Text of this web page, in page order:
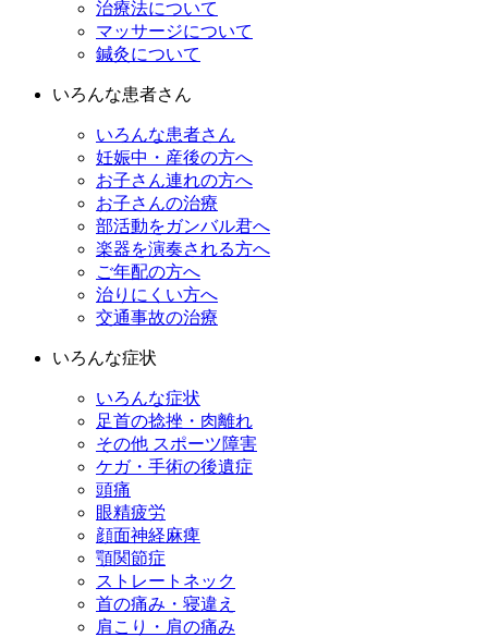
治療法について
マッサージについて
鍼灸について
いろんな患者さん
いろんな患者さん
妊娠中・産後の方へ
お子さん連れの方へ
お子さんの治療
部活動をガンバル君へ
楽器を演奏される方へ
ご年配の方へ
治りにくい方へ
交通事故の治療
いろんな症状
いろんな症状
足首の捻挫・肉離れ
その他 スポーツ障害
ケガ・手術の後遺症
頭痛
眼精疲労
顔面神経麻痺
顎関節症
ストレートネック
首の痛み・寝違え
肩こり・肩の痛み